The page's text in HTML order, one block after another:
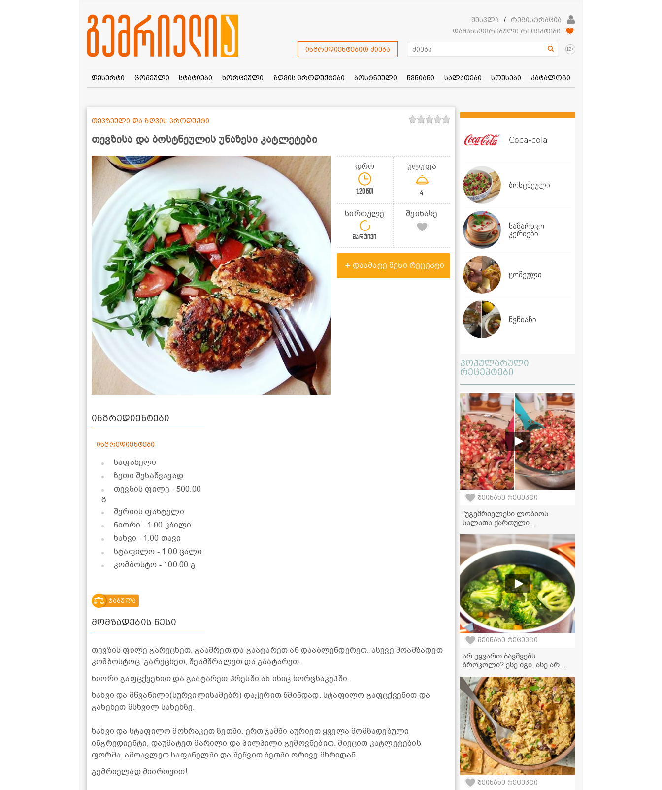
შესვლა /
რეგისტრაცია
დამახსოვრებული რეცეპტები
ინგრედიენტებით ძიება 12+
დესერტი ცომეული სტატიები ხორცეული ზღვის პროდუქტები ბოსტნეული წვნიანი სალათები სოუსები კატალოგი
თევზისა და ბოსტნეულის უნაზესი კატლეტები
თევზეული და ზღვის პროდუქტი
დრო
120წთ
ულუფა
4
სირთულე
მარტივი
შეინახე
დაამატე შენი რეცეპტი
ინგრედიენტები
ინგრედიენტები
საფანელი
ზეთი შესაწვავად
თევზის ფილე- 500.00
გ
შვრიის ფანტელი
ნიორი- 1.00 კბილი
ხახვი- 1.00 თავი
სტაფილო - 1.00 ცალი
კომბოსტო - 100.00 გ
ტაბულა
მომზადების წესი
თევზის ფილე გარეცხეთ, გააშრეთ და გაატარეთ ან დააბლენდერეთ. ასევე მოამზადეთ
კომბოსტოც: გარეცხეთ, შეამშრალეთ და გაატარეთ.
ნიორი გაფცქვენით და გაატარეთ პრესში ან ისიც ხორცსაკეპში.
ხახვი და მწვანილი(სურვილისამებრ) დაჭერით წმინდად. სტაფილო გაფცქვენით და
გახეხეთ მსხვილ სახეხზე.
ხახვი და სტაფილო მოხრაკეთ ზეთში. ერთ ჯამში აურიეთ ყველა მომზადებული
ინგრედიენტი, დაუმატეთ მარილი და პილპილი გემოვნებით. მიეცით კატლეტების
ფორმა, ამოავლეთ საფანელში და შეწვით ზეთში ორივე მხრიდან.
გემრიელად მიირთვით!
Coca-cola
ბოსტნეული
სამარხვო
კერძები
ცომეული
წვნიანი
პოპულარული
რეცეპტები
შეინახე რეცეპტი
"უგემრიელესი ლობიოს
სალათა ქართული
შეინახე რეცეპტი
არ უყვართ ბავშვებს
ბროკოლი? ესე იგი, ასე არ
უგემრიელესი წვნიანის
რეცეპტი
შეინახე რეცეპტი